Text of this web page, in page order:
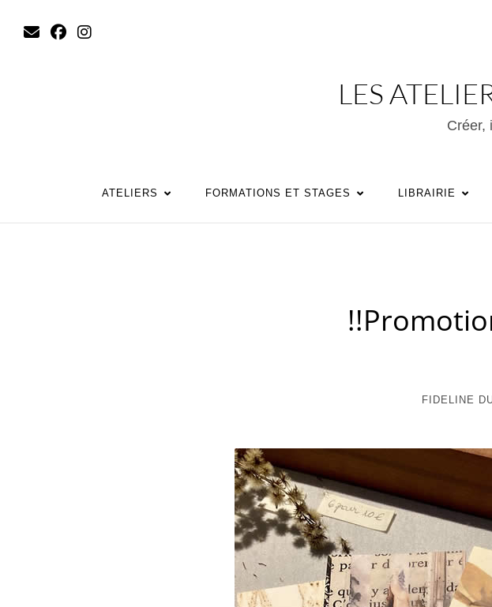
LES
Créer,
ATELIERS FORMATIONS ET STAGES LIBRAIRIE
FIDELINE